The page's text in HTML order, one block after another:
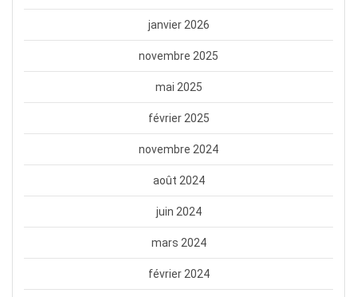
janvier 2026
novembre 2025
mai 2025
février 2025
novembre 2024
août 2024
juin 2024
mars 2024
février 2024